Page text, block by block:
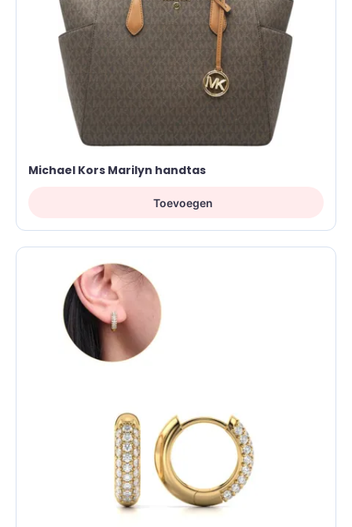
Michael Kors Marilyn handtas
Toevoegen